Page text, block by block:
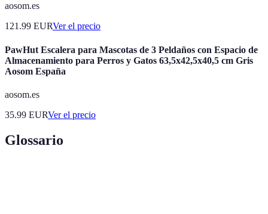
aosom.es
121.99 EURVer el precio
PawHut Escalera para Mascotas de 3 Peldaños con Espacio de
Almacenamiento para Perros y Gatos 63,5x42,5x40,5 cm Gris
Aosom España
aosom.es
35.99 EURVer el precio
Glossario